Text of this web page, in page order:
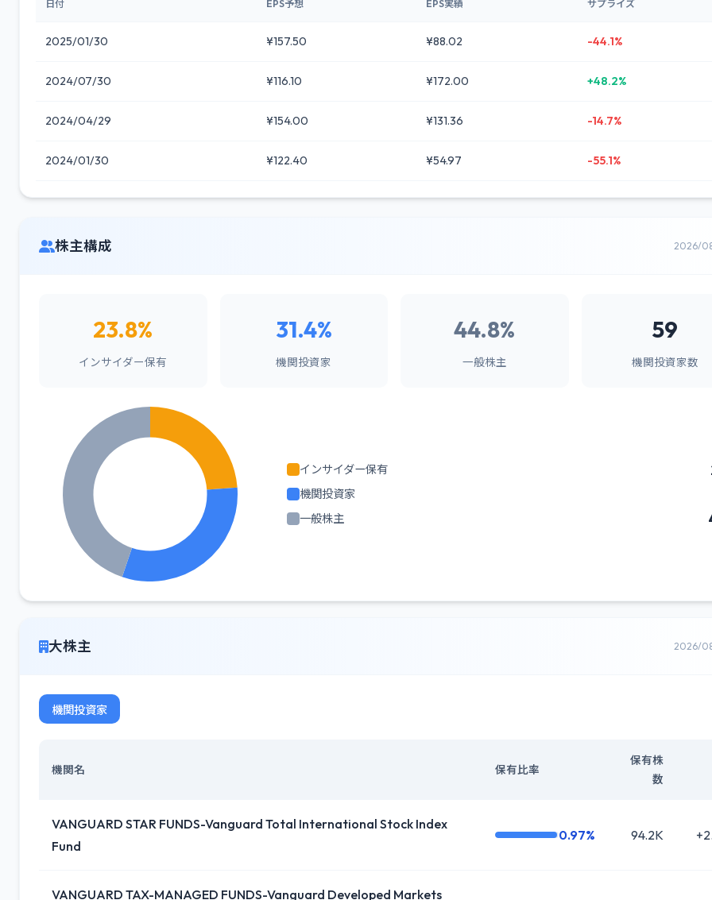
日付 EPS予想 EPS実績 サプライズ
2025/01/30 ¥157.50 ¥88.02 -44.1%
2024/07/30 ¥116.10 ¥172.00 +48.2%
2024/04/29 ¥154.00 ¥131.36 -14.7%
2024/01/30 ¥122.40 ¥54.97 -55.1%
株主構成 2026/
23.8%
インサイダー保有
31.4%
機関投資家
44.8%
一般株主
59
機関投資家数
インサイダー保有
機関投資家
一般株主
大株主 2026/
機関投資家
機関名 保有比率
保有株
数
VANGUARD STAR FUNDS-Vanguard Total International Stock Index
Fund
0.97% 94.2K
VANGUARD TAX-MANAGED FUNDS-Vanguard Developed Markets